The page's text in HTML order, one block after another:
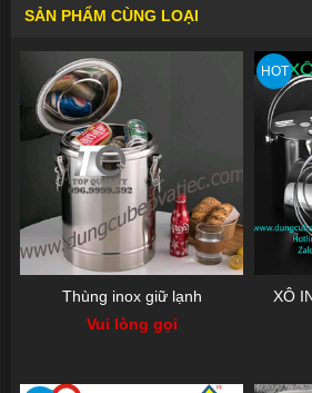
SẢN PHẨM CÙNG LOẠI
Thùng inox giữ lạnh
Vui lòng gọi
HOT
XÔ